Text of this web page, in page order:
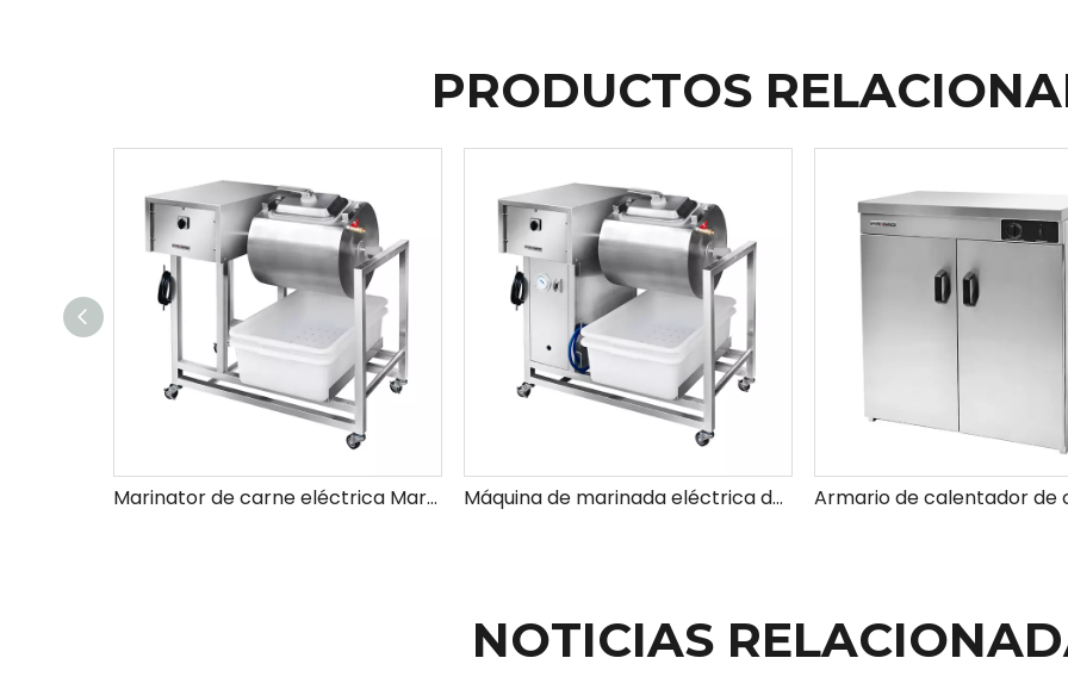
PRODUCTOS
Marinator de carne eléctrica Marinator automático de alimentos para infusión rápida e incluso de sabor Máquina de marinada eléctrica de Marinator de carne comercial para un marinador eléctrico de acero inoxidable rápido e incluso saborizante de acero inoxidable
NOTICIAS